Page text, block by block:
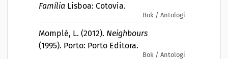
Família Lisboa: Cotovia.
Bok / Antologi
Momplé, L. (2012). Neighbours
(1995). Porto: Porto Editora.
Bok / Antologi